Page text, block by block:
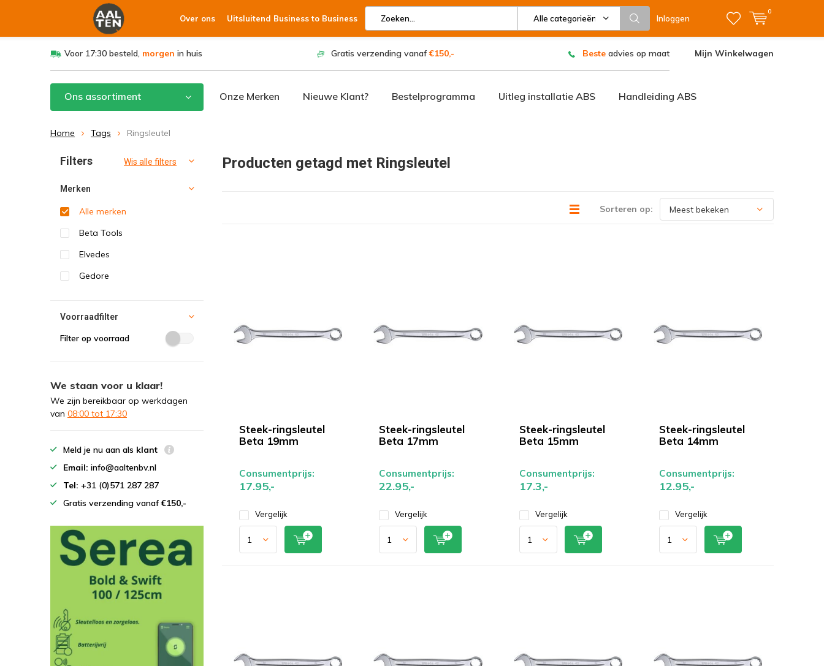
Over ons Uitsluitend Business to Business Alle categorieën Inloggen
0
Voor 17:30 besteld, morgen in huis Gratis verzending vanaf€150,- Beste advies op maat Mijn Winkelwagen
Ons assortiment Onze Merken Nieuwe Klant? Bestelprogramma Uitleg installatie ABS Handleiding ABS
Home Tags Ringsleutel
Producten getagd met Ringsleutel
Sorteren op:
Steek-ringsleutel
Beta 19mm
Consumentprijs:
17.95,-
Vergelijk
Steek-ringsleutel
Beta 17mm
Consumentprijs:
22.95,-
Vergelijk
Steek-ringsleutel
Beta 15mm
Consumentprijs:
17.3,-
Vergelijk
Steek-ringsleutel
Beta 14mm
Consumentprijs:
12.95,-
Vergelijk
Filters Wis alle filters
Merken
Alle merken
Beta Tools
Elvedes
Gedore
Voorraadfilter
Filter op voorraad
We staan voor u klaar!
We zijn bereikbaar op werkdagen
van 08:00 tot 17:30
Meld je nu aan als klant
Email: info@aaltenbv.nl
Tel: +31 (0)571 287 287
Gratis verzending vanaf€150,-